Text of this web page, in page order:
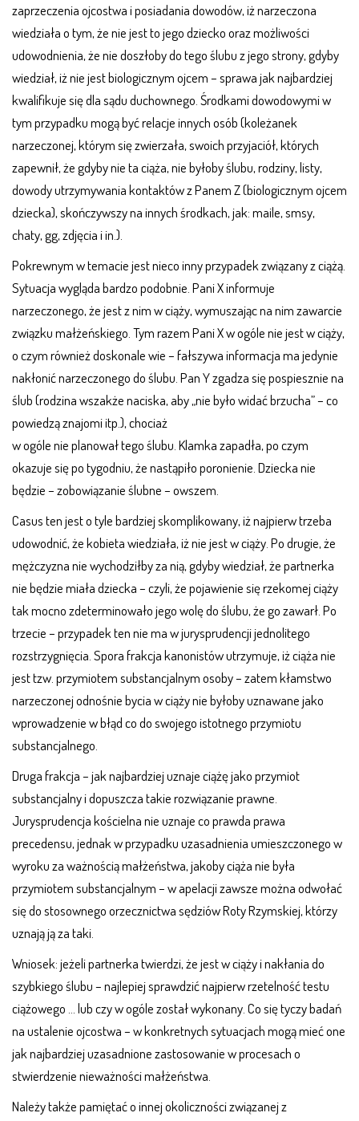
zaprzeczenia ojcostwa i posiadania dowodów, iż narzeczona
wiedziała o tym, że nie jest to jego dziecko oraz możliwości
udowodnienia, że nie doszłoby do tego ślubu z jego strony, gdyby
wiedział, iż nie jest biologicznym ojcem – sprawa jak najbardziej
kwalifikuje się dla sądu duchownego. Środkami dowodowymi w
tym przypadku mogą być relacje innych osób (koleżanek
narzeczonej, którym się zwierzała, swoich przyjaciół, których
zapewnił, że gdyby nie ta ciąża, nie byłoby ślubu, rodziny, listy,
dowody utrzymywania kontaktów z Panem Z (biologicznym ojcem
dziecka), skończywszy na innych środkach, jak: maile, smsy,
chaty, gg, zdjęcia i in.).
Pokrewnym w temacie jest nieco inny przypadek związany z ciążą.
Sytuacja wygląda bardzo podobnie. Pani X informuje
narzeczonego, że jest z nim w ciąży, wymuszając na nim zawarcie
związku małżeńskiego. Tym razem Pani X w ogóle nie jest w ciąży,
o czym również doskonale wie – fałszywa informacja ma jedynie
nakłonić narzeczonego do ślubu. Pan Y zgadza się pospiesznie na
ślub (rodzina wszakże naciska, aby „nie było widać brzucha” – co
powiedzą znajomi itp.), chociaż
w ogóle nie planował tego ślubu. Klamka zapadła, po czym
okazuje się po tygodniu, że nastąpiło poronienie. Dziecka nie
będzie – zobowiązanie ślubne – owszem.
Casus ten jest o tyle bardziej skomplikowany, iż najpierw trzeba
udowodnić, że kobieta wiedziała, iż nie jest w ciąży. Po drugie, że
mężczyzna nie wychodziłby za nią, gdyby wiedział, że partnerka
nie będzie miała dziecka – czyli, że pojawienie się rzekomej ciąży
tak mocno zdeterminowało jego wolę do ślubu, że go zawarł. Po
trzecie – przypadek ten nie ma w jurysprudencji jednolitego
rozstrzygnięcia. Spora frakcja kanonistów utrzymuje, iż ciąża nie
jest tzw. przymiotem substancjalnym osoby – zatem kłamstwo
narzeczonej odnośnie bycia w ciąży nie byłoby uznawane jako
wprowadzenie w błąd co do swojego istotnego przymiotu
substancjalnego.
Druga frakcja – jak najbardziej uznaje ciążę jako przymiot
substancjalny i dopuszcza takie rozwiązanie prawne.
Jurysprudencja kościelna nie uznaje co prawda prawa
precedensu, jednak w przypadku uzasadnienia umieszczonego w
wyroku za ważnością małżeństwa, jakoby ciąża nie była
przymiotem substancjalnym – w apelacji zawsze można odwołać
się do stosownego orzecznictwa sędziów Roty Rzymskiej, którzy
uznają ją za taki.
Wniosek: jeżeli partnerka twierdzi, że jest w ciąży i nakłania do
szybkiego ślubu – najlepiej sprawdzić najpierw rzetelność testu
ciążowego … lub czy w ogóle został wykonany. Co się tyczy badań
na ustalenie ojcostwa – w konkretnych sytuacjach mogą mieć one
jak najbardziej uzasadnione zastosowanie w procesach o
stwierdzenie nieważności małżeństwa.
Należy także pamiętać o innej okoliczności związanej z